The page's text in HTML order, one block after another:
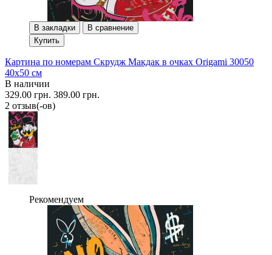
В закладки
В сравнение
Купить
Картина по номерам Скрудж Макдак в очках Origami 30050
40x50 см
В наличии
329.00 грн. 389.00 грн.
2 отзыв(-ов)
Рекомендуем